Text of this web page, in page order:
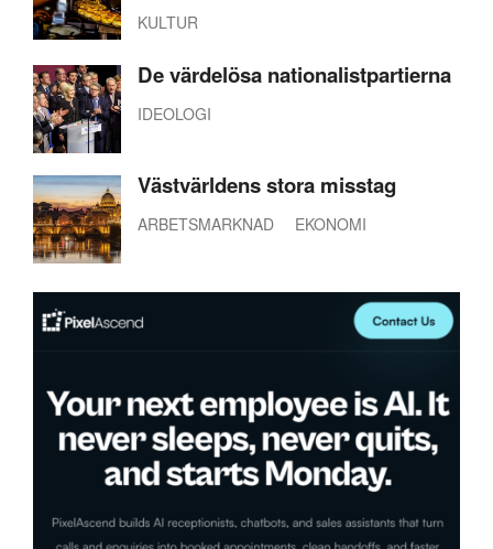
KULTUR
De värdelösa nationalistpartierna
IDEOLOGI
Västvärldens stora misstag
ARBETSMARKNAD EKONOMI